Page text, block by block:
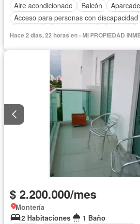
Aire acondicionado
Balcón
Acceso para personas con discapacidad
Hace 2 días, 22 horas en - MI PROPIEDAD
$ 2.200.000/mes
Montería
2 Habitaciones
1 Baño